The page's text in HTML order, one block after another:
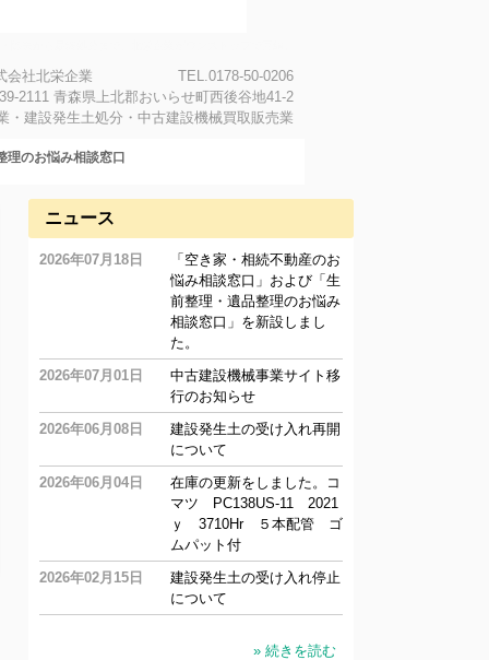
会社北栄企業 TEL.0178-50-0206
2111 青森県上北郡おいらせ町西後谷地41-2
建設発生土処分・中古建設機械買取販売業
理のお悩み相談窓口
ニュース
2026年07月18日
「空き家・相続不動産のお
悩み相談窓口」および「生
前整理・遺品整理のお悩み
相談窓口」を新設しまし
た。
2026年07月01日
中古建設機械事業サイト移
行のお知らせ
2026年06月08日
建設発生土の受け入れ再開
について
2026年06月04日
在庫の更新をしました。コ
マツ PC138US-11 2021
ｙ 3710Hr ５本配管 ゴ
ムパット付
2026年02月15日
建設発生土の受け入れ停止
について
» 続きを読む